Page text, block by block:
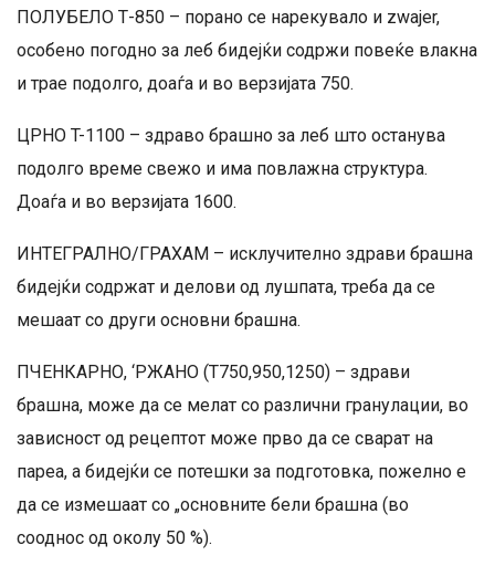
ПОЛУБЕЛО Т-850 – порано се нарекувало и zwajer,
особено погодно за леб бидејќи содржи повеќе влакна
и трае подолго, доаѓа и во верзијата 750.
ЦРНО T-1100 – здраво брашно за леб што останува
подолго време свежо и има повлажна структура.
Доаѓа и во верзијата 1600.
ИНТЕГРАЛНО/ГРАХАМ – исклучително здрави брашна
бидејќи содржат и делови од лушпата, треба да се
мешаат со други основни брашна.
ПЧЕНКАРНО, ‘РЖАНО (T750,950,1250) – здрави
брашна, може да се мелат со различни гранулации, во
зависност од рецептот може прво да се сварат на
пареа, а бидејќи се потешки за подготовка, пожелно е
да се измешаат со „основните бели брашна (во
сооднос од околу 50 %).